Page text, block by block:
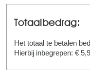
Totaalbedrag:
Het totaal te betalen
Hierbij inbegrepen: €